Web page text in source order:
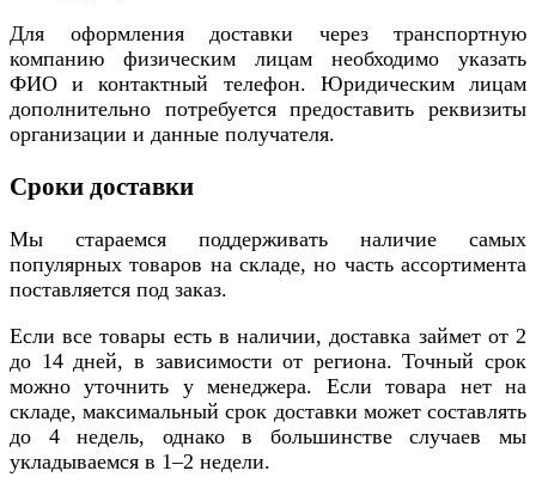
Для оформления доставки через транспортную
компанию физическим лицам необходимо указать
ФИО и контактный телефон. Юридическим лицам
дополнительно потребуется предоставить реквизиты
организации и данные получателя.
Сроки доставки
Мы стараемся поддерживать наличие самых
популярных товаров на складе, но часть ассортимента
поставляется под заказ.
Если все товары есть в наличии, доставка займет от 2
до 14 дней, в зависимости от региона. Точный срок
можно уточнить у менеджера. Если товара нет на
складе, максимальный срок доставки может составлять
до 4 недель, однако в большинстве случаев мы
укладываемся в 1–2 недели.